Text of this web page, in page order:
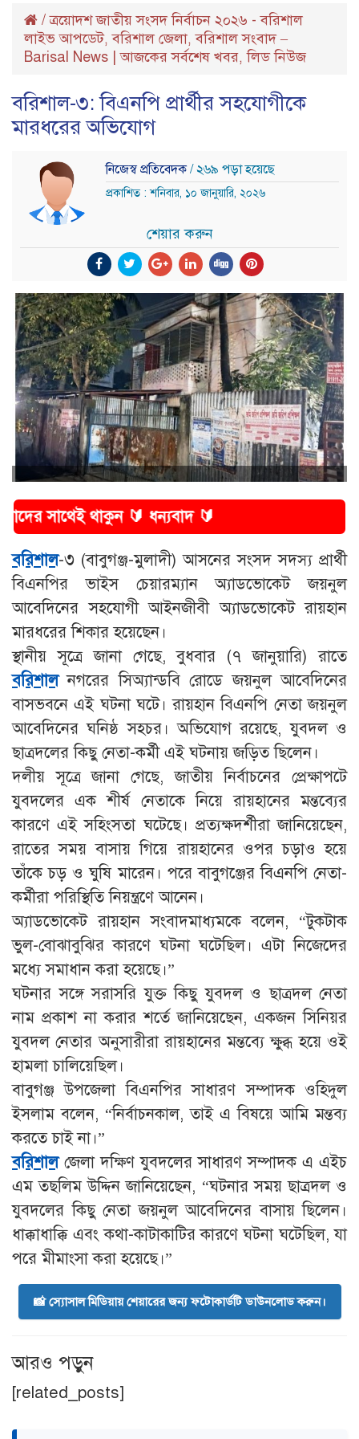
/ত্রয়োদশ জাতীয় সংসদ নির্বাচন ২০২৬ - বরিশাল
লাইভ আপডেট,বরিশাল জেলা,বরিশাল সংবাদ –
Barisal News | আজকের সর্বশেষ খবর,লিড নিউজ
বরিশাল-৩: বিএনপি প্রার্থীর সহযোগীকে
মারধরের অভিযোগ
নিজেস্ব প্রতিবেদক/ ২৬৯ পড়া হয়েছে
প্রকাশিত : শনিবার, ১০ জানুয়ারি, ২০২৬
শেয়ার করুন
🔰 ধন্যবাদ 🔰
বরিশাল-৩ (বাবুগঞ্জ-মুলাদী) আসনের সংসদ সদস্য প্রার্থী
বিএনপির ভাইস চেয়ারম্যান অ্যাডভোকেট জয়নুল
আবেদিনের সহযোগী আইনজীবী অ্যাডভোকেট রায়হান
মারধরের শিকার হয়েছেন।
স্থানীয় সূত্রে জানা গেছে, বুধবার (৭ জানুয়ারি) রাতে
বরিশালনগরের সিঅ্যান্ডবি রোডে জয়নুল আবেদিনের
বাসভবনে এই ঘটনা ঘটে। রায়হান বিএনপি নেতা জয়নুল
আবেদিনের ঘনিষ্ঠ সহচর। অভিযোগ রয়েছে, যুবদল ও
ছাত্রদলের কিছু নেতা-কর্মী এই ঘটনায় জড়িত ছিলেন।
দলীয় সূত্রে জানা গেছে, জাতীয় নির্বাচনের প্রেক্ষাপটে
যুবদলের এক শীর্ষ নেতাকে নিয়ে রায়হানের মন্তব্যের
কারণে এই সহিংসতা ঘটেছে। প্রত্যক্ষদর্শীরা জানিয়েছেন,
রাতের সময় বাসায় গিয়ে রায়হানের ওপর চড়াও হয়ে
তাঁকে চড় ও ঘুষি মারেন। পরে বাবুগঞ্জের বিএনপি নেতা-
কর্মীরা পরিস্থিতি নিয়ন্ত্রণে আনেন।
অ্যাডভোকেট রায়হান সংবাদমাধ্যমকে বলেন, “টুকটাক
ভুল-বোঝাবুঝির কারণে ঘটনা ঘটেছিল। এটা নিজেদের
মধ্যে সমাধান করা হয়েছে।”
ঘটনার সঙ্গে সরাসরি যুক্ত কিছু যুবদল ও ছাত্রদল নেতা
নাম প্রকাশ না করার শর্তে জানিয়েছেন, একজন সিনিয়র
যুবদল নেতার অনুসারীরা রায়হানের মন্তব্যে ক্ষুব্ধ হয়ে ওই
হামলা চালিয়েছিল।
বাবুগঞ্জ উপজেলা বিএনপির সাধারণ সম্পাদক ওহিদুল
ইসলাম বলেন, “নির্বাচনকাল, তাই এ বিষয়ে আমি মন্তব্য
করতে চাই না।”
বরিশালজেলা দক্ষিণ যুবদলের সাধারণ সম্পাদক এ এইচ
এম তছলিম উদ্দিন জানিয়েছেন, “ঘটনার সময় ছাত্রদল ও
যুবদলের কিছু নেতা জয়নুল আবেদিনের বাসায় ছিলেন।
ধাক্কাধাক্কি এবং কথা-কাটাকাটির কারণে ঘটনা ঘটেছিল, যা
পরে মীমাংসা করা হয়েছে।”
📸 স্যোসাল মিডিয়ায় শেয়ারের জন্য ফটোকার্ডটি ডাউনলোড করুন।
আরও পড়ুন
[related_posts]